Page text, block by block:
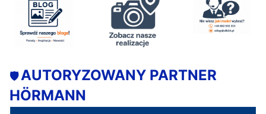
🛡️AUTORYZOWANY PARTNER
HÖRMANN